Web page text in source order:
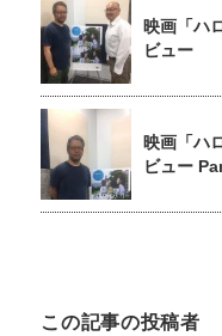
映画「ハ
ビュー
映画「ハ
ビュー
この記事の投稿者